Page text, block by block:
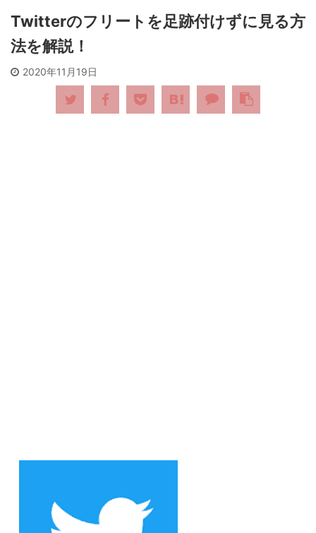
Twitterのフリートを足跡付けずに見る方
法を解説！
2020年11月19日